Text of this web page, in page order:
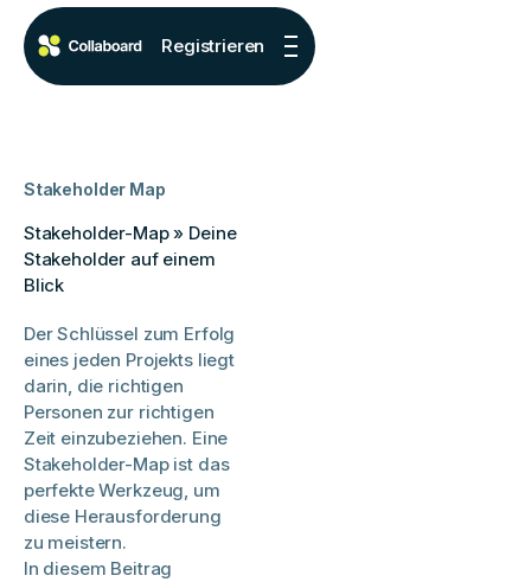
Registrieren
Stakeholder Map
Stakeholder-Map » Deine
Stakeholder auf einem
Blick
Der Schlüssel zum Erfolg
eines jeden Projekts liegt
darin, die richtigen
Personen zur richtigen
Zeit einzubeziehen. Eine
Stakeholder-Map ist das
perfekte Werkzeug, um
diese Herausforderung
zu meistern.
In diesem Beitrag